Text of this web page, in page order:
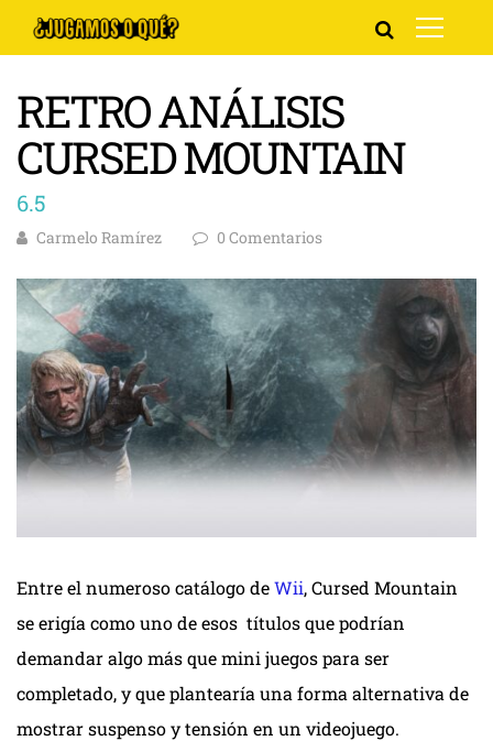
RETRO ANÁLISIS
CURSED MOUNTAIN
6.5
Carmelo Ramírez 0 Comentarios
Entre el numeroso catálogo deWii, Cursed Mountain
se erigía como uno de esos títulos que podrían
demandar algo más que mini juegos para ser
completado, y que plantearía una forma alternativa de
mostrar suspenso y tensión en un videojuego.